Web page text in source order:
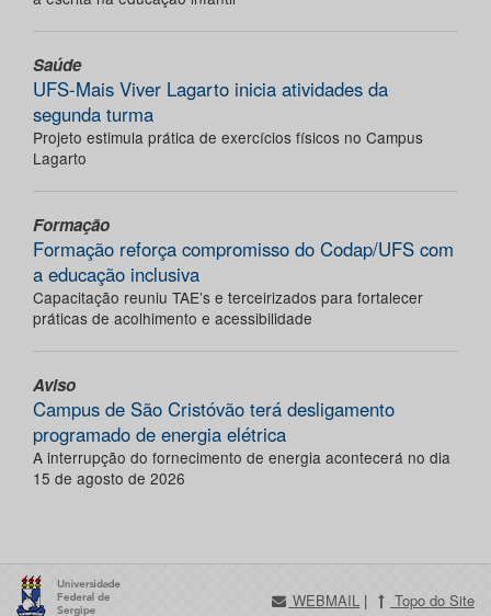
Saúde
UFS-Mais Viver Lagarto inicia atividades da
segunda turma
Projeto estimula prática de exercícios físicos no Campus
Lagarto
Formação
Formação reforça compromisso do Codap/UFS com
a educação inclusiva
Capacitação reuniu TAE’s e terceirizados para fortalecer
práticas de acolhimento e acessibilidade
Aviso
Campus de São Cristóvão terá desligamento
programado de energia elétrica
A interrupção do fornecimento de energia acontecerá no dia
15 de agosto de 2026
WEBMAIL | Topo do Site